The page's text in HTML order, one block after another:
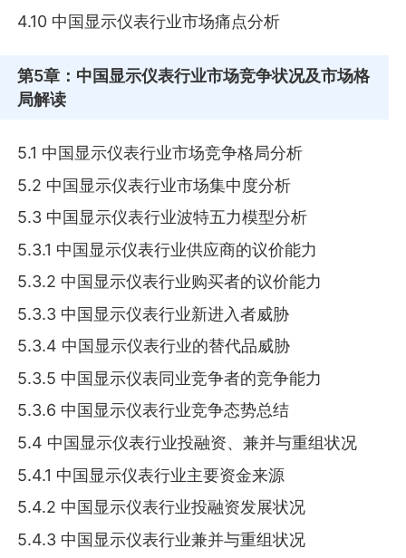
4.10 中国显示仪表行业市场痛点分析
第5章 ：中国显示仪表行业市场竞争状况及市场格
局解读
5.1 中国显示仪表行业市场竞争格局分析
5.2 中国显示仪表行业市场集中度分析
5.3 中国显示仪表行业波特五力模型分析
5.3.1 中国显示仪表行业供应商的议价能力
5.3.2 中国显示仪表行业购买者的议价能力
5.3.3 中国显示仪表行业新进入者威胁
5.3.4 中国显示仪表行业的替代品威胁
5.3.5 中国显示仪表同业竞争者的竞争能力
5.3.6 中国显示仪表行业竞争态势总结
5.4 中国显示仪表行业投融资、兼并与重组状况
5.4.1 中国显示仪表行业主要资金来源
5.4.2 中国显示仪表行业投融资发展状况
5.4.3 中国显示仪表行业兼并与重组状况